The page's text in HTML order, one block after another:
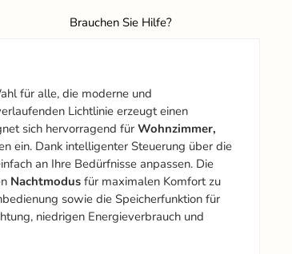
Brauchen Sie Hilfe?
für alle, die moderne und
Lichtlinie erzeugt einen
sich hervorragend für Wohnzimmer,
ein. Dank intelligenter Steuerung über die
an Ihre Bedürfnisse anpassen. Die
Nachtmodusfür maximalen Komfort zu
sowie die Speicherfunktion für
niedrigen Energieverbrauch und